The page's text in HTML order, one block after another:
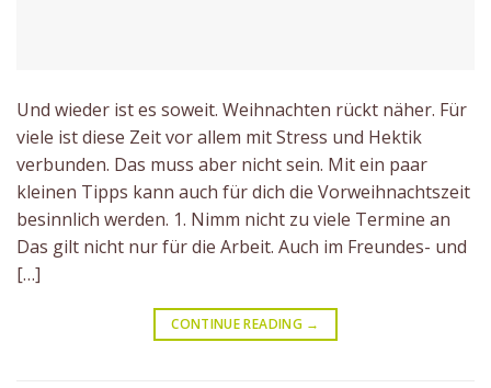
Und wieder ist es soweit. Weihnachten rückt näher. Für
viele ist diese Zeit vor allem mit Stress und Hektik
verbunden. Das muss aber nicht sein. Mit ein paar
kleinen Tipps kann auch für dich die Vorweihnachtszeit
besinnlich werden. 1. Nimm nicht zu viele Termine an
Das gilt nicht nur für die Arbeit. Auch im Freundes- und
[…]
CONTINUE READING →